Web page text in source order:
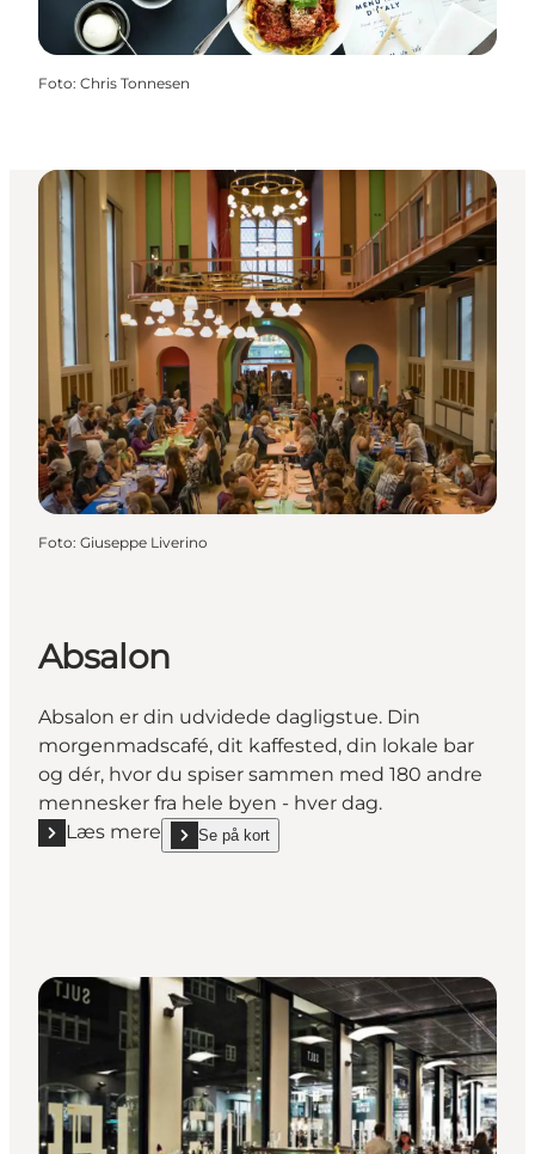
Foto: Chris Tonnesen
Foto: Giuseppe Liverino
Absalon
Absalon er din udvidede dagligstue. Din
morgenmadscafé, dit kaffested, din lokale bar
og dér, hvor du spiser sammen med 180 andre
mennesker fra hele byen - hver dag.
Læs mere
Læs mere "Absalon"Se på kort
show Absalon on_map